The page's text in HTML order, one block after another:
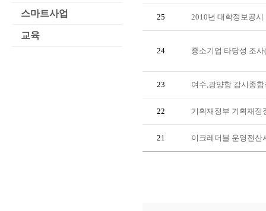
25 2010년 대학정보공
24 중소기업 타당성 조
23 여수,광양항 감시종
22 기획재정부 기획재
21 이크레더블 운영전산
스마트사업
교육